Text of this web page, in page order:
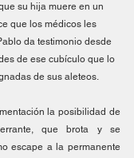
su hija muere en un
que los médicos les
da testimonio desde
de ese cubículo que lo
de sus aleteos.
la posibilidad de
que brota y se
escape a la permanente